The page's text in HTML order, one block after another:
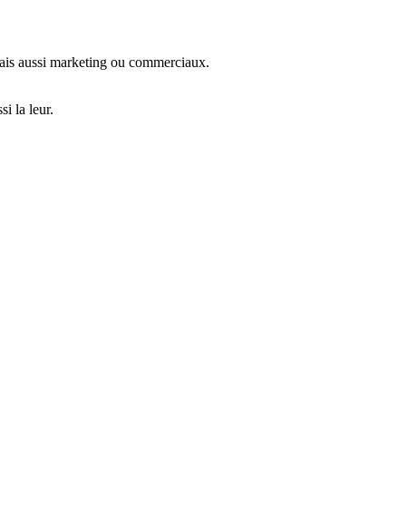
aussi marketing ou commerciaux.
la leur.